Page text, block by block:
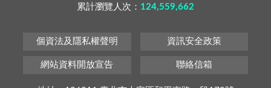
累計瀏覽人次： 124,559,662
個資法及隱私權聲明 資訊安全政策
網站資料開放宣告 聯絡信箱